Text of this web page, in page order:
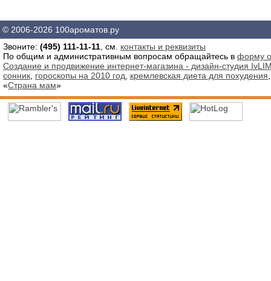
© 2006-2026 100ароматов.ру
Звоните: (495) 111-11-11 , см. контакты и реквизиты
По общим и административным вопросам обращайтесь в форму
Создание и продвижение интернет-магазина - дизайн-студия
сонник гороскопы на 2010 год кремлевская диета для похудения
«Страна мам»